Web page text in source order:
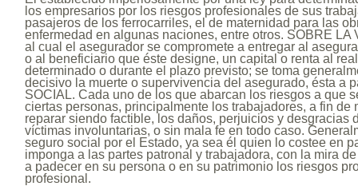
los empresarios por los riesgos profesionales de sus
pasajeros de los ferrocarriles, el de maternidad para las
enfermedad en algunas naciones, entre otros. SOBRE LA
al cual el asegurador se compromete a entregar al
o al beneficiario que éste designe, un capital o renta al
determinado o durante el plazo previsto; se toma
decisivo la muerte o supervivencia del asegurado, ésta a
SOCIAL. Cada uno de los que abarcan los riesgos a que
ciertas personas, principalmente los trabajadores, a fin de
reparar siendo factible, los daños, perjuicios y desgracias
víctimas involuntarias, o sin mala fe en todo caso.
seguro social por el Estado, ya sea él quien lo costee en
imponga a las partes patronal y trabajadora, con la mira
a padecer en su persona o en su patrimonio los riesgos
profesional.